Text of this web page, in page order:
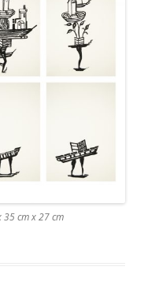
35 cm x 27 cm